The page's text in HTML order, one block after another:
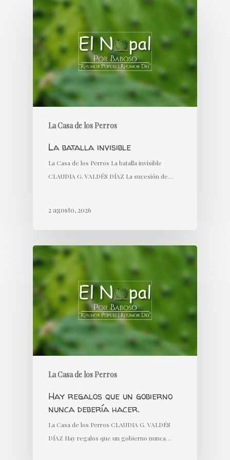
La Casa de los Perros
La batalla invisible
La Casa de los Perros La batalla invisible
CLAUDIA G. VALDÉS DÍAZ La sucesión de…
2 agosto, 2026
La Casa de los Perros
Hay regalos que un gobierno
nunca debería hacer.
La Casa de los Perros CLAUDIA G. VALDÉS
DÍAZ Hay regalos que un gobierno nunca…